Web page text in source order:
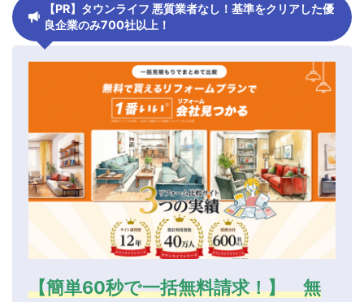
【PR】タウンライフ 悪質業者なし！基準をクリアした優
良企業のみ700社以上！
【簡単60秒で一括無料請求！】 無